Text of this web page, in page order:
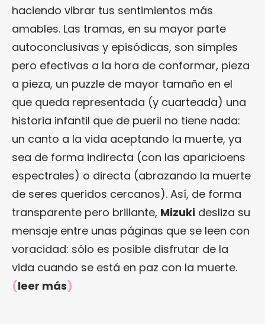
haciendo vibrar tus sentimientos más
amables. Las tramas, en su mayor parte
autoconclusivas y episódicas, son simples
pero efectivas a la hora de conformar, pieza
a pieza, un puzzle de mayor tamaño en el
que queda representada (y cuarteada) una
historia infantil que de pueril no tiene nada:
un canto a la vida aceptando la muerte, ya
sea de forma indirecta (con las aparicioens
espectrales) o directa (abrazando la muerte
de seres queridos cercanos). Así, de forma
transparente pero brillante, Mizuki desliza su
mensaje entre unas páginas que se leen con
voracidad: sólo es posible disfrutar de la
vida cuando se está en paz con la muerte.
(leer más)